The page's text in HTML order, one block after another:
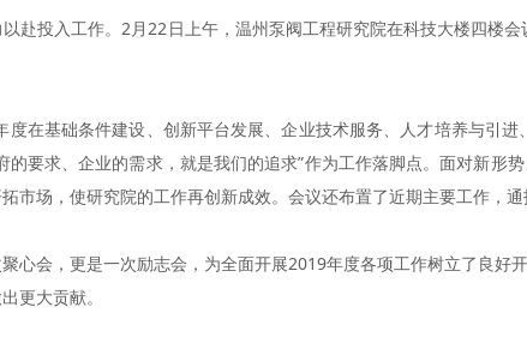
投入工作。2月22日上午，温州泵阀工程研究院在科技大楼四楼
基础条件建设、创新平台发展、企业技术服务、人才培养与引进
的要求、企业的需求，就是我们的追求”作为工作落脚点。面对新
市场，使研究院的工作再创新成效。会议还布置了近期主要工作，
会，更是一次励志会，为全面开展2019年度各项工作树立了良好
更大贡献。